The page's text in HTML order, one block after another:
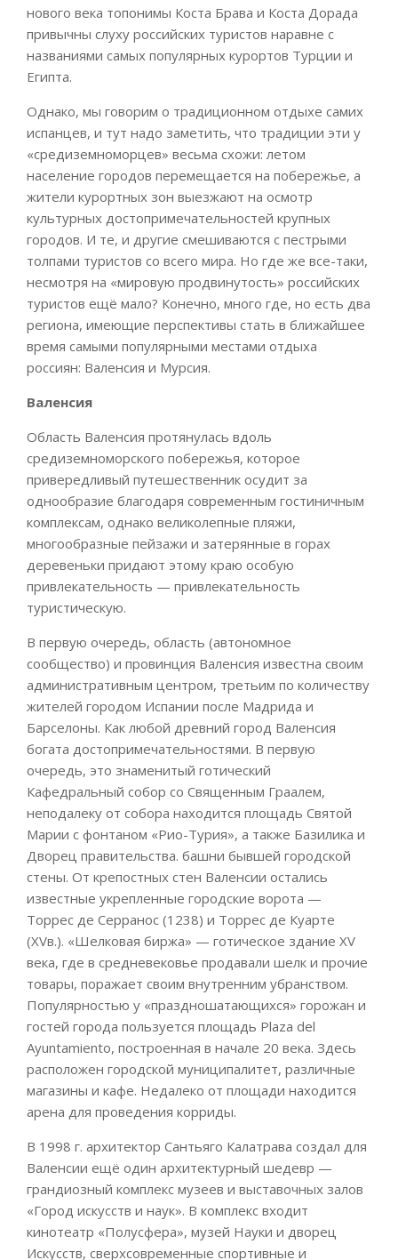
нового века топонимы Коста Брава и Коста Дорада
привычны слуху российских туристов наравне с
названиями самых популярных курортов Турции и
Египта.
Однако, мы говорим о традиционном отдыхе самих
испанцев, и тут надо заметить, что традиции эти у
«средиземноморцев» весьма схожи: летом
население городов перемещается на побережье, а
жители курортных зон выезжают на осмотр
культурных достопримечательностей крупных
городов. И те, и другие смешиваются с пестрыми
толпами туристов со всего мира. Но где же все-таки,
несмотря на «мировую продвинутость» российских
туристов ещё мало? Конечно, много где, но есть два
региона, имеющие перспективы стать в ближайшее
время самыми популярными местами отдыха
россиян: Валенсия и Мурсия.
Валенсия
Область Валенсия протянулась вдоль
средиземноморского побережья, которое
привередливый путешественник осудит за
однообразие благодаря современным гостиничным
комплексам, однако великолепные пляжи,
многообразные пейзажи и затерянные в горах
деревеньки придают этому краю особую
привлекательность — привлекательность
туристическую.
В первую очередь, область (автономное
сообщество) и провинция Валенсия известна своим
административным центром, третьим по количеству
жителей городом Испании после Мадрида и
Барселоны. Как любой древний город Валенсия
богата достопримечательностями. В первую
очередь, это знаменитый готический
Кафедральный собор со Священным Граалем,
неподалеку от собора находится площадь Святой
Марии с фонтаном «Рио-Турия», а также Базилика и
Дворец правительства. башни бывшей городской
стены. От крепостных стен Валенсии остались
известные укрепленные городские ворота —
Торрес де Серранос (1238) и Торрес де Куарте
(XVв.). «Шелковая биржа» — готическое здание XV
века, где в средневековье продавали шелк и прочие
товары, поражает своим внутренним убранством.
Популярностью у «праздношатающихся» горожан и
гостей города пользуется площадь Plaza del
Ayuntamiento, построенная в начале 20 века. Здесь
расположен городской муниципалитет, различные
магазины и кафе. Недалеко от площади находится
арена для проведения корриды.
В 1998 г. архитектор Сантьяго Калатрава создал для
Валенсии ещё один архитектурный шедевр —
грандиозный комплекс музеев и выставочных залов
«Город искусств и наук». В комплекс входит
кинотеатр «Полусфера», музей Науки и дворец
Искусств, сверхсовременные спортивные и